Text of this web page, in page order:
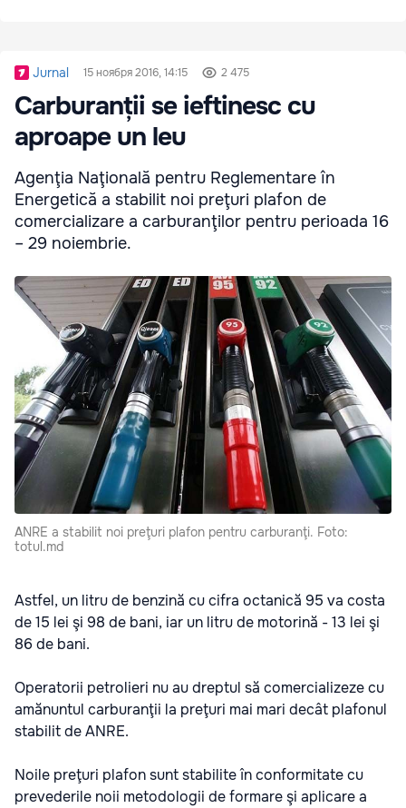
Jurnal 15 ноября 2016, 14:15 2 475
Carburanții se ieftinesc cu
aproape un leu
Agenţia Naţională pentru Reglementare în
Energetică a stabilit noi preţuri plafon de
comercializare a carburanţilor pentru perioada 16
– 29 noiembrie.
ANRE a stabilit noi preţuri plafon pentru carburanţi. Foto:
totul.md
Astfel, un litru de benzină cu cifra octanică 95 va costa
de 15 lei şi 98 de bani, iar un litru de motorină - 13 lei şi
86 de bani.
Operatorii petrolieri nu au dreptul să comercializeze cu
amănuntul carburanţii la preţuri mai mari decât plafonul
stabilit de ANRE.
Noile preţuri plafon sunt stabilite în conformitate cu
prevederile noii metodologii de formare şi aplicare a